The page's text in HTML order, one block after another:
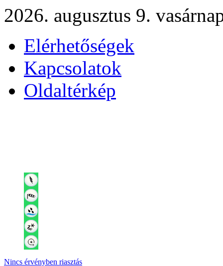
2026. augusztus 9.
Elérhetőségek
Kapcsolatok
Oldaltérkép
Nincs érvényben riasztás